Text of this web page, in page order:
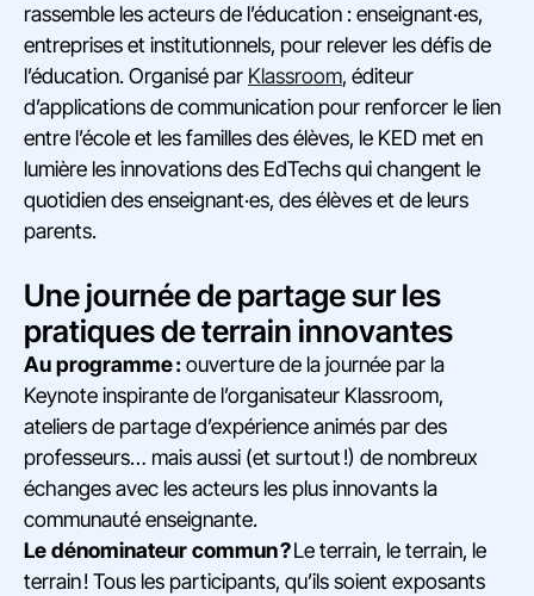
rassemble les acteurs de l’éducation : enseignant·es,
entreprises et institutionnels, pour relever les défis de
l’éducation. Organisé par Klassroom, éditeur
d’applications de communication pour renforcer le lien
entre l’école et les familles des élèves, le KED met en
lumière les innovations des EdTechs qui changent le
quotidien des enseignant·es, des élèves et de leurs
parents.
Une journée de partage sur les
pratiques de terrain innovantes
Au programme :ouverture de la journée par la
Keynote inspirante de l’organisateur Klassroom,
ateliers de partage d’expérience animés par des
professeurs… mais aussi (et surtout !) de nombreux
échanges avec les acteurs les plus innovants la
communauté enseignante.
Le dénominateur commun ?Le terrain, le terrain, le
terrain ! Tous les participants, qu’ils soient exposants